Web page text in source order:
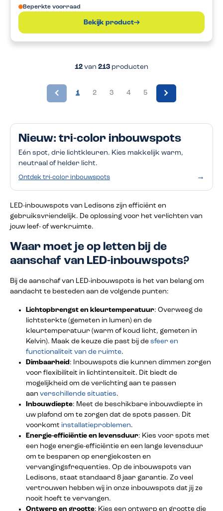
Beperkte voorraad
Bekijk product
12 van 213 producten
1 2 3 4 5
Nieuw: tri-color inbouwspots
Eén spot, drie lichtkleuren. Kies makkelijk warm,
neutraal of helder licht.
Ontdek tri-color inbouwspots →
LED-inbouwspots van Ledisons zijn efficiënt en
gebruiksvriendelijk. De oplossing voor het verlichten van
jouw leef- of werkruimte.
Waar moet je op letten bij de
aanschaf van LED-inbouwspots?
Bij de aanschaf van LED-inbouwspots is het van belang om
aandacht te besteden aan de volgende punten:
Lichtopbrengst en kleurtemperatuur: Overweeg de
lichtsterkte (gemeten in lumen) en de
kleurtemperatuur (warm of koud licht, gemeten in
Kelvin). Maak de keuze die past bij de sfeer en
functionaliteit van de ruimte.
Dimbaarheid : Inbouwspots die kunnen dimmen zorgen
voor flexibiliteit in lichtintensiteit. Dit biedt de
mogelijkheid om de verlichting aan te passen
aan verschillende situaties.
Inbouwdiepte: Meet de beschikbare inbouwdiepte in
uw plafond om te zorgen dat de spots passen. Dit
voorkomt installatieproblemen.
Energie-efficiëntie en levensduur: Kies voor spots met
een hoge energie-efficiëntie en een lange levensduur
om te besparen op energiekosten en
vervangingsfrequenties. Op de inbouwspots van
Ledisons, staat standaard 8 jaar garantie. Zo veel
vertrouwen hebben wij in onze inbouwspots dat jij ze
nooit hoeft te vervangen.
Ontwerp en grootte: Kies een ontwerp en grootte die